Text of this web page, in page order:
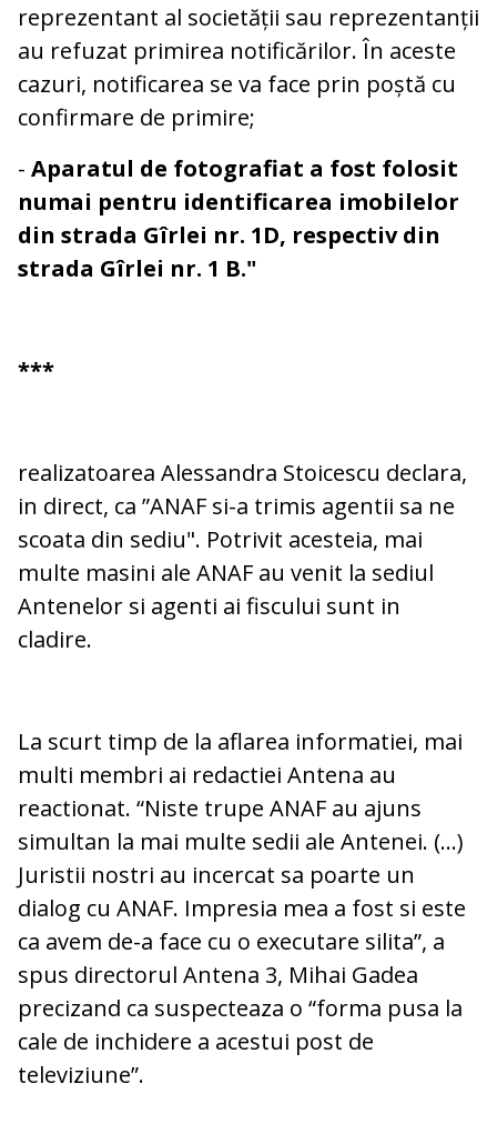
reprezentant al societății sau reprezentanții
au refuzat primirea notificărilor. În aceste
cazuri, notificarea se va face prin poștă cu
confirmare de primire;
- Aparatul de fotografiat a fost folosit
numai pentru identificarea imobilelor
din strada Gîrlei nr. 1D, respectiv din
strada Gîrlei nr. 1 B."
***
realizatoarea Alessandra Stoicescu declara,
in direct, ca ”ANAF si-a trimis agentii sa ne
scoata din sediu". Potrivit acesteia, mai
multe masini ale ANAF au venit la sediul
Antenelor si agenti ai fiscului sunt in
cladire.
La scurt timp de la aflarea informatiei, mai
multi membri ai redactiei Antena au
reactionat. “Niste trupe ANAF au ajuns
simultan la mai multe sedii ale Antenei. (…)
Juristii nostri au incercat sa poarte un
dialog cu ANAF. Impresia mea a fost si este
ca avem de-a face cu o executare silita”, a
spus directorul Antena 3, Mihai Gadea
precizand ca suspecteaza o “forma pusa la
cale de inchidere a acestui post de
televiziune”.